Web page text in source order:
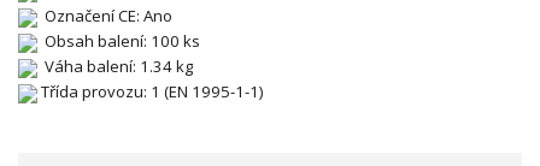
Označení CE: Ano
Obsah balení: 100 ks
Váha balení: 1.34 kg
Třída provozu: 1 (EN 1995-1-1)